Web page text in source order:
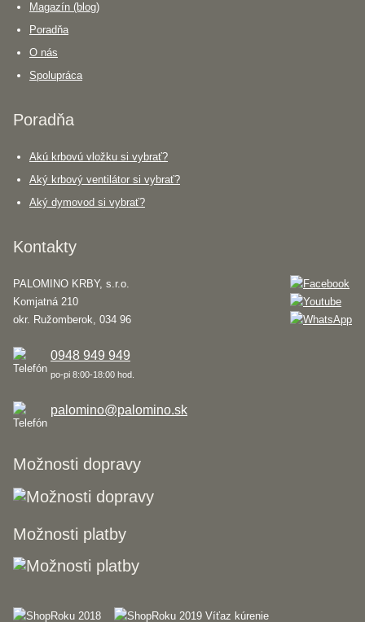
Magazín (blog)
Poradňa
O nás
Spolupráca
Poradňa
Akú krbovú vložku si vybrať?
Aký krbový ventilátor si vybrať?
Aký dymovod si vybrať?
Kontakty
PALOMINO KRBY, s.r.o.
Komjatná 210
okr. Ružomberok, 034 96
0948 949 949
po-pi 8:00-18:00 hod.
palomino@palomino.sk
Možnosti dopravy
Možnosti platby